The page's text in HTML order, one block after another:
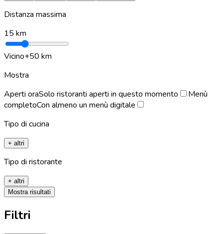
Distanza massima
15 km
Vicino+50 km
Mostra
Aperti oraSolo ristoranti aperti in questo momento
Menù
completoCon almeno un menù digitale
Tipo di cucina
+ altri
Tipo di ristorante
+ altri
Mostra risultati
Filtri